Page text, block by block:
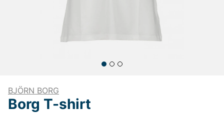
BJÖRN BORG
Borg T-shirt